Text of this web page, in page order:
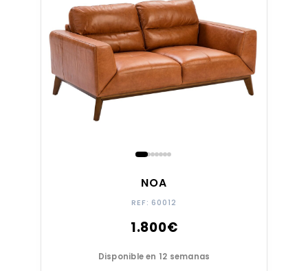
NOA
REF: 60012
1.800€
Disponible en 12 semanas